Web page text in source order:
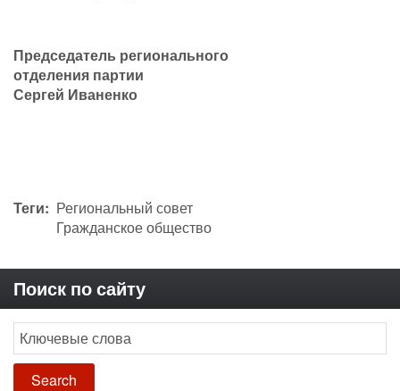
Председатель регионального
отделения партии
Сергей Иваненко
Теги
Региональный совет
Гражданское общество
Поиск по сайту
Search